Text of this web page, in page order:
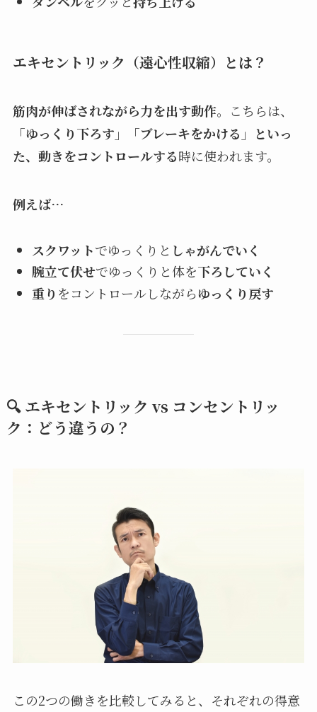
エキセントリック（遠心性収縮）とは？
筋肉が伸ばされながら力を出す動作。こちらは、
「ゆっくり下ろす」「ブレーキをかける」といっ
た、動きをコントロールする時に使われます。
例えば…
スクワットでゆっくりと しゃがんでいく
腕立て伏せでゆっくりと体を下ろしていく
重り をコントロールしながらゆっくり戻す
🔍 エキセントリック vs コンセントリッ
ク：どう違うの？
この2つの働きを比較してみると、それぞれの得意